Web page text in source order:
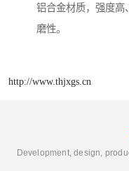
铝合金材质，强度高
磨性。
http://www.thjxgs.cn
Development, design,